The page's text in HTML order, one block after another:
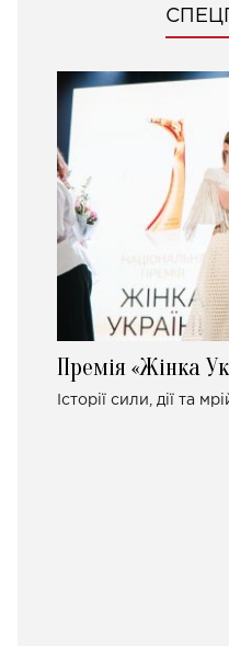
Премія «Жінка
Історії сили, дії та